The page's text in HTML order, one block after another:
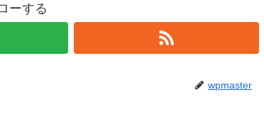
ーする
wpmaster